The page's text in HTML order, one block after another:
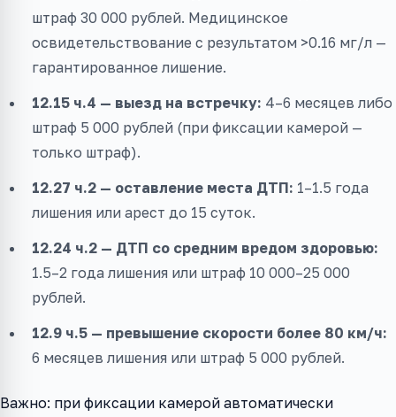
штраф 30 000 рублей. Медицинское
освидетельствование с результатом >0.16 мг/л —
гарантированное лишение.
12.15 ч.4 — выезд на встречку: 4–6 месяцев либо
штраф 5 000 рублей (при фиксации камерой —
только штраф).
12.27 ч.2 — оставление места ДТП: 1–1.5 года
лишения или арест до 15 суток.
12.24 ч.2 — ДТП со средним вредом здоровью:
1.5–2 года лишения или штраф 10 000–25 000
рублей.
12.9 ч.5 — превышение скорости более 80 км/ч:
6 месяцев лишения или штраф 5 000 рублей.
Важно: при фиксации камерой автоматически